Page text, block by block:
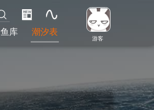
游客
鱼库 潮汐表